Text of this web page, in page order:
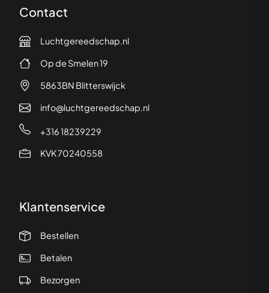
Contact
Luchtgereedschap.nl
Op de Smelen 19
5863BN Blitterswijck
info@luchtgereedschap.nl
+316 18239229
KVK 70240558
Klantenservice
Bestellen
Betalen
Bezorgen